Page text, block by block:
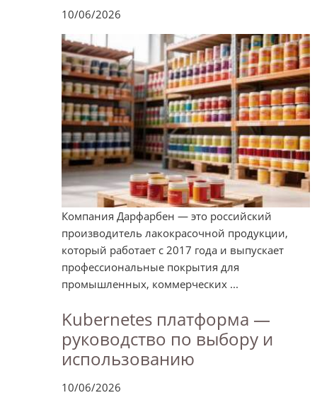
10/06/2026
Компания Дарфарбен — это российский
производитель лакокрасочной продукции,
который работает с 2017 года и выпускает
профессиональные покрытия для
промышленных, коммерческих ...
Kubernetes платформа —
руководство по выбору и
использованию
10/06/2026